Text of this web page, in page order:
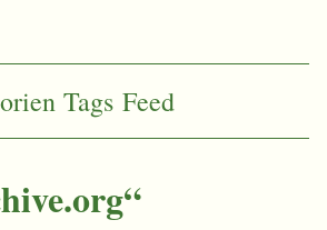
Tags Feed